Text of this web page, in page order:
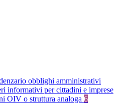
obblighi amministrativi
informativi per cittadini e imprese
OIV o struttura analoga 6